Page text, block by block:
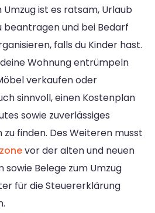
ist es ratsam, Urlaub
beantragen und bei Bedarf
falls du Kinder hast.
Wohnung entrümpeln
verkaufen oder
sinnvoll, einen Kostenplan
sowie zuverlässiges
finden. Des Weiteren musst
vor der alten und neuen
Belege zum Umzug
für die Steuererklärung